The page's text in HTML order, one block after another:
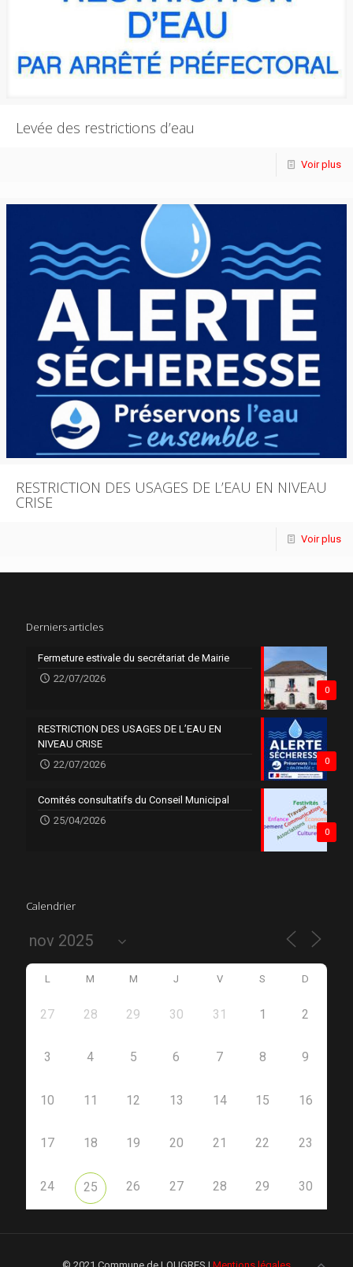
Levée des restrictions d’eau
Voir plus
RESTRICTION DES USAGES DE L’EAU EN NIVEAU
CRISE
Voir plus
Derniers articles
0
Fermeture estivale du secrétariat de Mairie
22/07/2026
0
RESTRICTION DES USAGES DE L’EAU EN
NIVEAU CRISE
22/07/2026
0
Comités consultatifs du Conseil Municipal
25/04/2026
Calendrier
L M M J V S D
27 28 29 30 31 1 2
3 4 5 6 7 8 9
10 11 12 13 14 15 16
17 18 19 20 21 22 23
24 25 26 27 28 29 30